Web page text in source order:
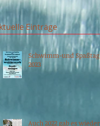
Einträge
Schwimm-und Spaßtag
2023
Auch 2022 gab es wieder